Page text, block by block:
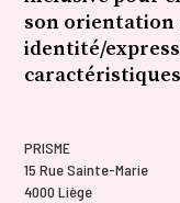
son orientation
identité/
PRISME
15 Rue Sainte-Marie
4000 Liège